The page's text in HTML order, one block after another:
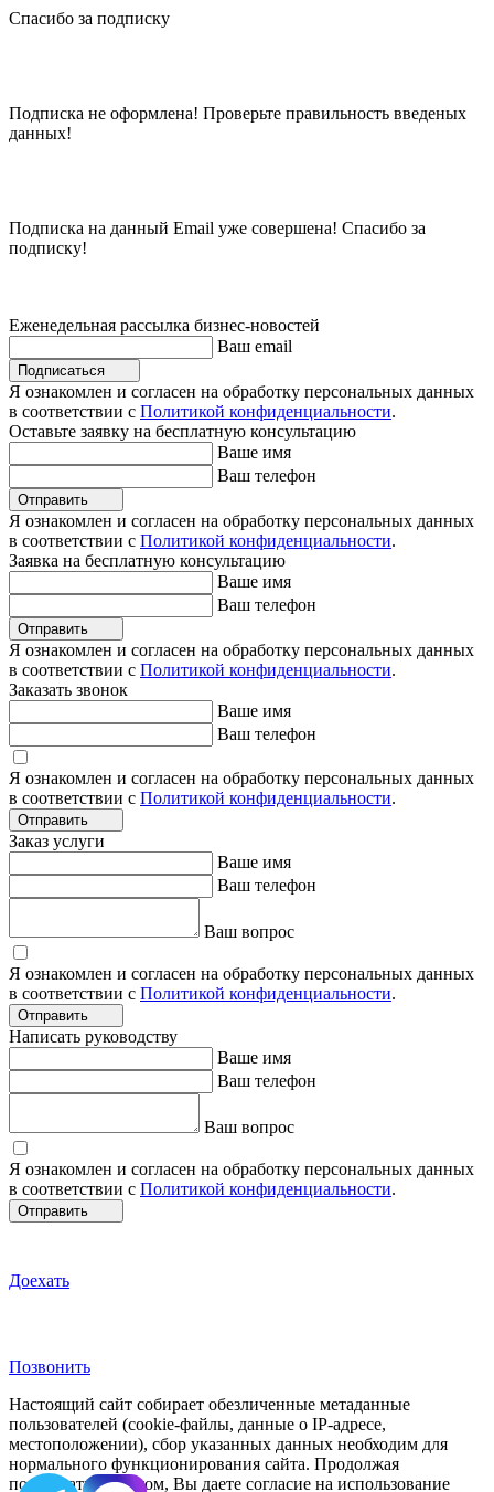
Спасибо за подписку
Подписка не оформлена! Проверьте правильность введеных
данных!
Подписка на данный Email уже совершена! Спасибо за
подписку!
Еженедельная рассылка бизнес-новостей
Ваш email
Подписаться
Я ознакомлен и согласен на обработку персональных данных
в соответствии с Политикой конфиденциальности.
Оставьте заявку на бесплатную консультацию
Ваше имя
Ваш телефон
Отправить
Я ознакомлен и согласен на обработку персональных данных
в соответствии с Политикой конфиденциальности.
Заявка на бесплатную консультацию
Ваше имя
Ваш телефон
Отправить
Я ознакомлен и согласен на обработку персональных данных
в соответствии с Политикой конфиденциальности.
Заказать звонок
Ваше имя
Ваш телефон
Я ознакомлен и согласен на обработку персональных данных
в соответствии с Политикой конфиденциальности.
Отправить
Заказ услуги
Ваше имя
Ваш телефон
Ваш вопрос
Я ознакомлен и согласен на обработку персональных данных
в соответствии с Политикой конфиденциальности.
Отправить
Написать руководству
Ваше имя
Ваш телефон
Ваш вопрос
Я ознакомлен и согласен на обработку персональных данных
в соответствии с Политикой конфиденциальности.
Отправить
Доехать
Позвонить
Настоящий сайт собирает обезличенные метаданные
пользователей (cookie-файлы, данные о IP-адресе,
местоположении), сбор указанных данных необходим для
нормального функционирования сайта. Продолжая
пользоваться сайтом, Вы даете согласие на использование